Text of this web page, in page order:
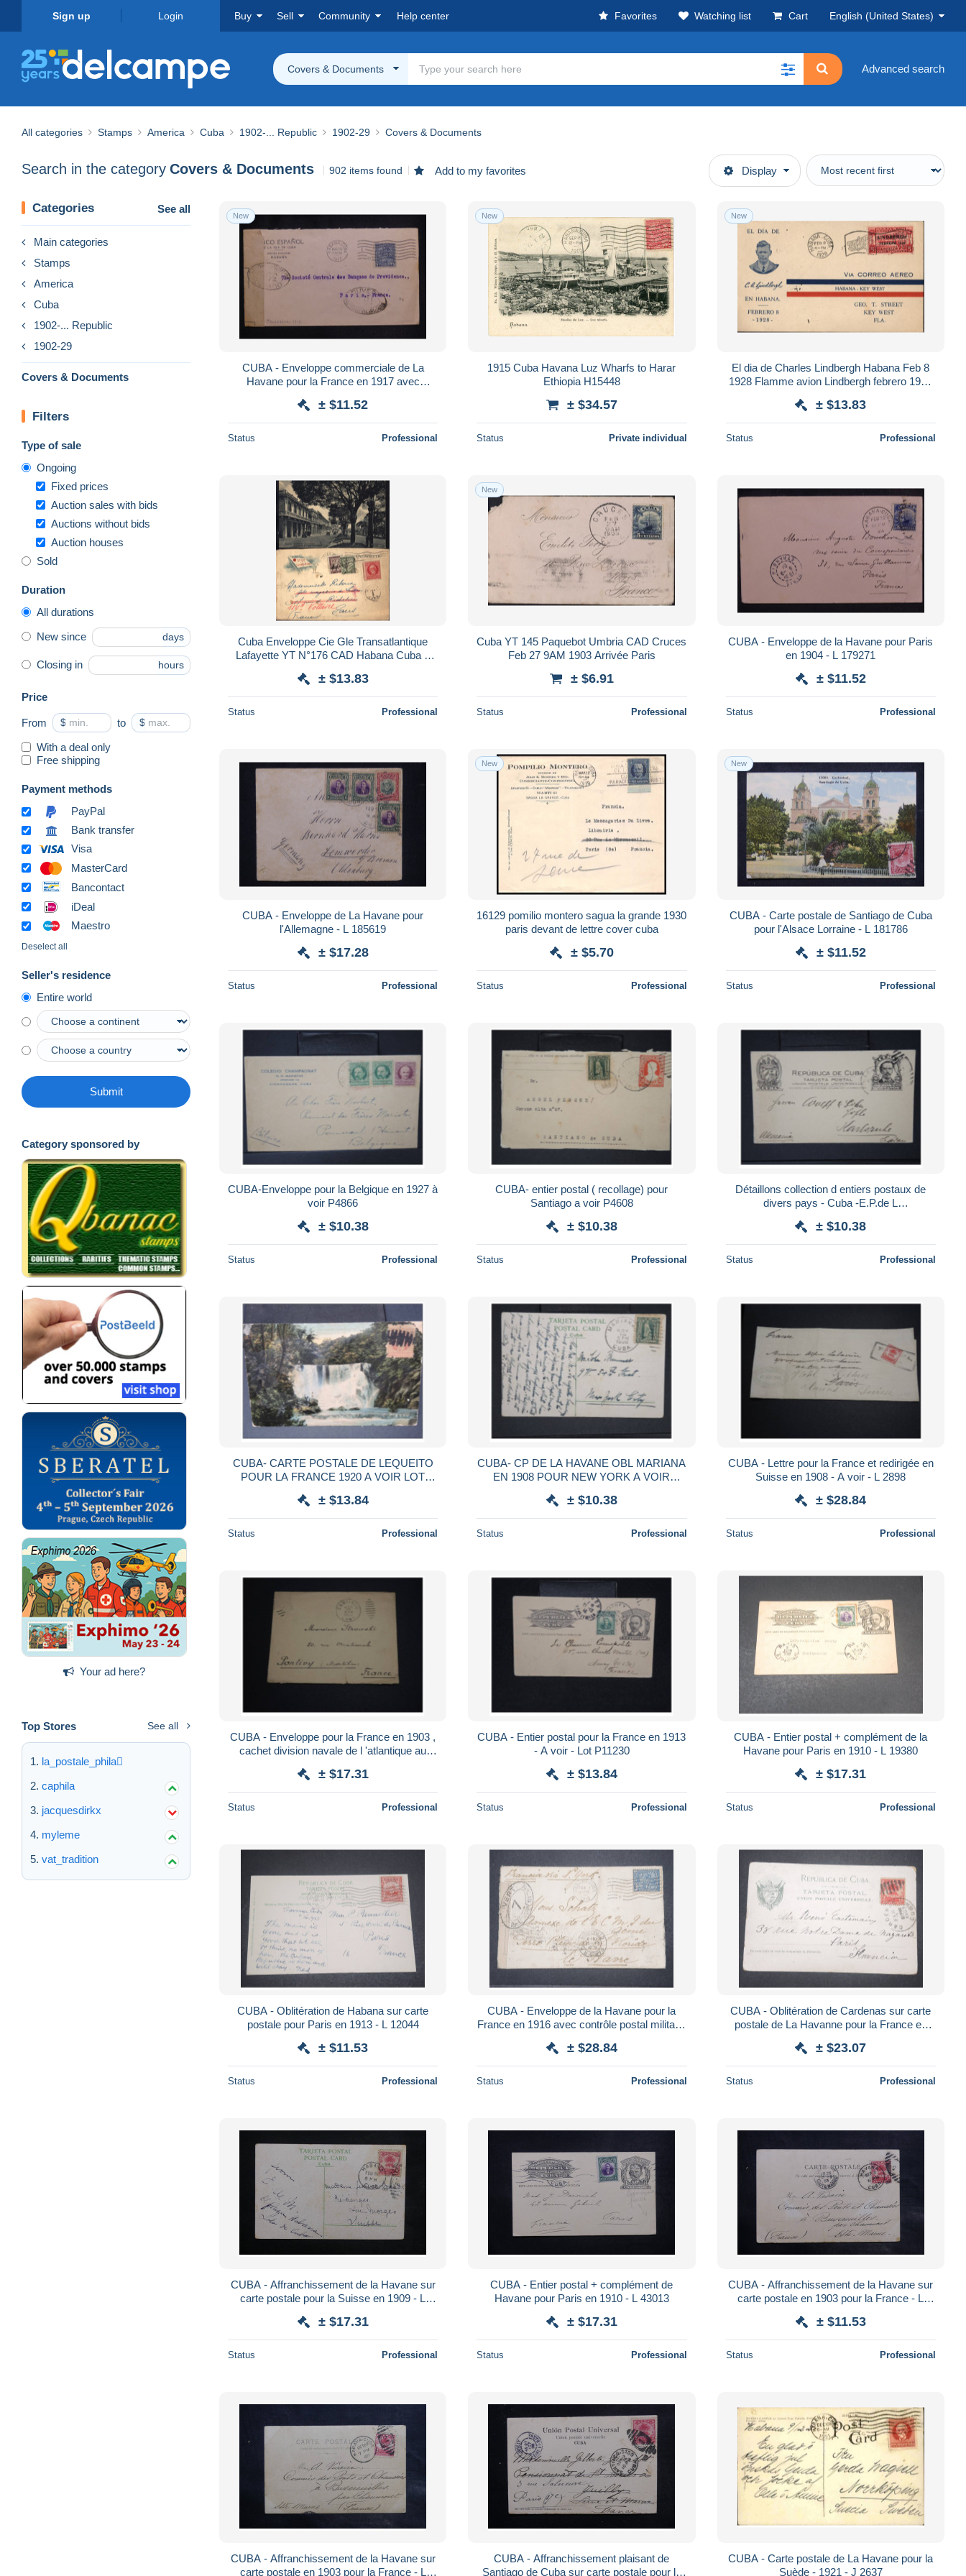
Sign up Login Buy Sell Community Help center Favorites Watching list Cart English (United States)
Covers & Documents Advanced search
All categories Stamps America Cuba 1902-... Republic 1902-29 Covers & Documents
Search in the category Covers & Documents 902 items found Add to my favorites Display
Categories See all
Main categories
Stamps
America
Cuba
1902-... Republic
1902-29
Covers & Documents
Filters
Type of sale
Ongoing
Fixed prices
Auction sales with bids
Auctions without bids
Auction houses
Sold
Duration
All durations
New since days
Closing in hours
Price
From $ to $
With a deal only
Free shipping
Payment methods
PayPal
Bank transfer
Visa
MasterCard
Bancontact
iDeal
Maestro
Deselect all
Seller's residence
Entire world
Submit
Category sponsored by
Your ad here?
Top Stores See all
la_postale_phila
caphila
jacquesdirkx
myleme
vat_tradition
New
CUBA - Enveloppe commerciale de La
Havane pour la France en 1917 avec
± $11.52
Status Professional
New
1915 Cuba Havana Luz Wharfs to Harar
Ethiopia H15448
± $34.57
Status Private individual
New
El dia de Charles Lindbergh Habana Feb 8
1928 Flamme avion Lindbergh febrero 1928
± $13.83
Status Professional
Cuba Enveloppe Cie Gle Transatlantique
Lafayette YT N°176 CAD Habana Cuba +
Habana
± $13.83
Status Professional
New
Cuba YT 145 Paquebot Umbria CAD Cruces
Feb 27 9AM 1903 Arrivée Paris
± $6.91
Status Professional
CUBA - Enveloppe de la Havane pour Paris
en 1904 - L 179271
± $11.52
Status Professional
CUBA - Enveloppe de La Havane pour
l'Allemagne - L 185619
± $17.28
Status Professional
New
16129 pomilio montero sagua la grande 1930
paris devant de lettre cover cuba
± $5.70
Status Professional
New
CUBA - Carte postale de Santiago de Cuba
pour l'Alsace Lorraine - L 181786
± $11.52
Status Professional
CUBA-Enveloppe pour la Belgique en 1927 à
voir P4866
± $10.38
Status Professional
CUBA- entier postal ( recollage) pour
Santiago a voir P4608
± $10.38
Status Professional
Détaillons collection d entiers postaux de
divers pays - Cuba -E.P.de L
± $10.38
Status Professional
CUBA- CARTE POSTALE DE LEQUEITO
POUR LA FRANCE 1920 A VOIR LOT
± $13.84
Status Professional
CUBA- CP DE LA HAVANE OBL MARIANA
EN 1908 POUR NEW YORK A VOIR
± $10.38
Status Professional
CUBA - Lettre pour la France et redirigée en
Suisse en 1908 - A voir - L 2898
± $28.84
Status Professional
CUBA - Enveloppe pour la France en 1903 ,
cachet division navale de l 'atlantique au
± $17.31
Status Professional
CUBA - Entier postal pour la France en 1913
- A voir - Lot P11230
± $13.84
Status Professional
CUBA - Entier postal + complément de la
Havane pour Paris en 1910 - L 19380
± $17.31
Status Professional
CUBA - Oblitération de Habana sur carte
postale pour Paris en 1913 - L 12044
± $11.53
Status Professional
CUBA - Enveloppe de la Havane pour la
France en 1916 avec contrôle postal militaire
± $28.84
Status Professional
CUBA - Oblitération de Cardenas sur carte
postale de La Havanne pour la France en
± $23.07
Status Professional
CUBA - Affranchissement de la Havane sur
carte postale pour la Suisse en 1909 - L
± $17.31
Status Professional
CUBA - Entier postal + complément de
Havane pour Paris en 1910 - L 43013
± $17.31
Status Professional
CUBA - Affranchissement de la Havane sur
carte postale en 1903 pour la France - L
± $11.53
Status Professional
CUBA - Affranchissement de la Havane sur
carte postale en 1903 pour la France - L
CUBA - Affranchissement plaisant de
Santiago de Cuba sur carte postale pour la
CUBA - Carte postale de La Havane pour la
Suède - 1921 - J 2637